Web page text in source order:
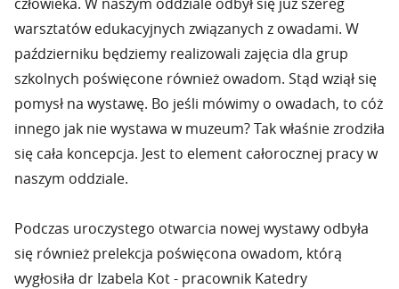
warsztatów edukacyjnych związanych z owadami. W
październiku będziemy realizowali zajęcia dla grup
szkolnych poświęcone również owadom. Stąd wziął się
pomysł na wystawę. Bo jeśli mówimy o owadach, to cóż
innego jak nie wystawa w muzeum? Tak właśnie zrodziła
się cała koncepcja. Jest to element całorocznej pracy w
naszym oddziale.
Podczas uroczystego otwarcia nowej wystawy odbyła
się również prelekcja poświęcona owadom, którą
wygłosiła dr Izabela Kot - pracownik Katedry